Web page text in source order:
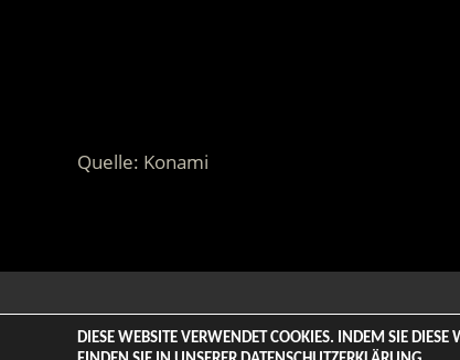
Quelle: Konami
© 2026 ENTERTAINMENT BASE – Life & Style
DIESE WEBSITE VERWENDET COOKIES. INDEM SIE